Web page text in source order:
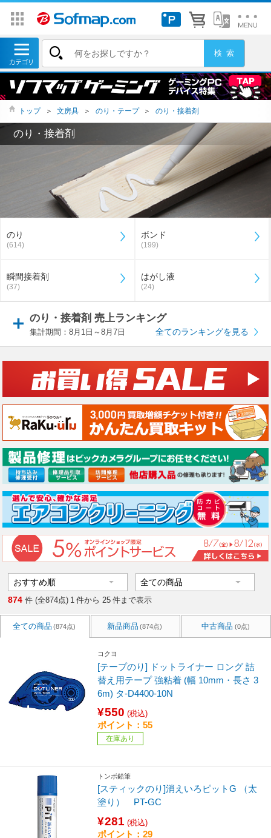
トップ ＞ 文房具 ＞ のり・テープ ＞ のり・接着剤
のり・接着剤
のり
(614)
ボンド
(199)
瞬間接着剤
(37)
はがし液
(24)
のり・接着剤 売上ランキング
集計期間：8月1日～8月7日 全てのランキングを見る
874 件 (全874点) 1 件から 25 件まで表示
全ての商品 (874点) 新品商品 (874点) 中古商品 (0点)
コクヨ
[テープのり] ドットライナー ロング 詰
替え用テープ 強粘着 (幅 10mm・長さ 3
6m) タ-D4400-10N
¥550 (税込)
ポイント：55
在庫あり
トンボ鉛筆
[スティックのり]消えいろピットG （太
塗り） PT-GC
¥281 (税込)
ポイント：29